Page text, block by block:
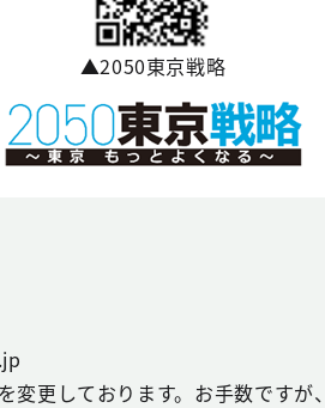
▲2050東京戦略
更しております。お手数です